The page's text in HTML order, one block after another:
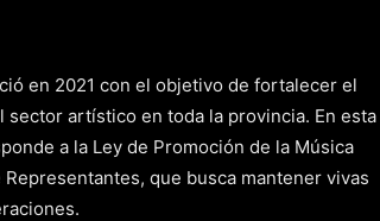
en 2021 con el objetivo de fortalecer el
sector artístico en toda la provincia. En esta
a la Ley de Promoción de la Música
que busca mantener vivas